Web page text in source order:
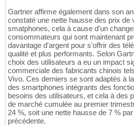
Gartner affirme également dans son
constaté une nette hausse des prix de
smatphones, cela à cause d'un
consommateurs qui sont maintenant
davantage d'argent pour s'offrir des
qualité et plus performants. Selon
choix des utilisateurs a eu un impact
commerciale des fabricants chinois
Vivo. Ces derniers se sont adaptés à
des smartphones intégrants des
besoins des utilisateurs, et cela à des
de marché cumulée au premier
24 %, soit une nette hausse de 7 %
précédente.